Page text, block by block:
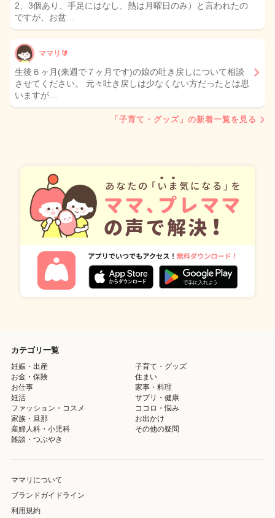
2、3個あり、手足にはなし、熱は月曜日のみ）と言われたの
ですが、お盆…
ママリ🔰
生後６ヶ月(来週で７ヶ月です)の娘の吐き戻しについて相談
させてください。 元々吐き戻しは少なくない方だったとは思
いますが…
「子育て・グッズ」の新着一覧を見る
カテゴリ一覧
妊娠・出産
子育て・グッズ
お金・保険
住まい
お仕事
家事・料理
妊活
サプリ・健康
ファッション・コスメ
ココロ・悩み
家族・旦那
お出かけ
産婦人科・小児科
その他の疑問
雑談・つぶやき
ママリについて
ブランドガイドライン
利用規約